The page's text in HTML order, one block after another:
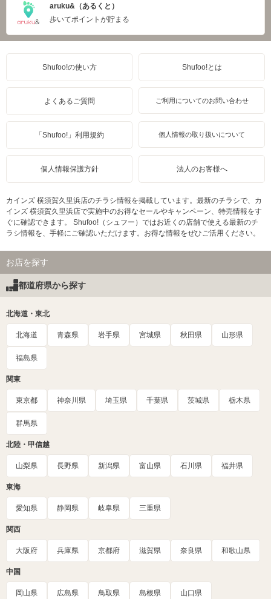
aruku&（あるくと）
歩いてポイントが貯まる
Shufoo!の使い方 Shufoo!とは
よくあるご質問 ご利用についてのお問い合わせ
「Shufoo!」利用規約 個人情報の取り扱いについて
個人情報保護方針 法人のお客様へ
カインズ 横須賀久里浜店のチラシ情報を掲載しています。最新のチラシで、カ
インズ 横須賀久里浜店で実施中のお得なセールやキャンペーン、特売情報をす
ぐに確認できます。 Shufoo!（シュフー）ではお近くの店舗で使える最新のチ
ラシ情報を、手軽にご確認いただけます。お得な情報をぜひご活用ください。
お店を探す
都道府県から探す
北海道・東北
北海道 青森県 岩手県 宮城県 秋田県 山形県
福島県
関東
東京都 神奈川県 埼玉県 千葉県 茨城県 栃木県
群馬県
北陸・甲信越
山梨県 長野県 新潟県 富山県 石川県 福井県
東海
愛知県 静岡県 岐阜県 三重県
関西
大阪府 兵庫県 京都府 滋賀県 奈良県 和歌山県
中国
岡山県 広島県 鳥取県 島根県 山口県